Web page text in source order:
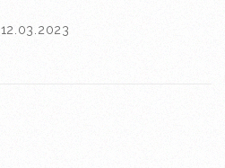
12.03.2023